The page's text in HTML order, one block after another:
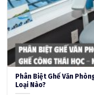
Phân Biệt Ghế Văn
Loại Nào?